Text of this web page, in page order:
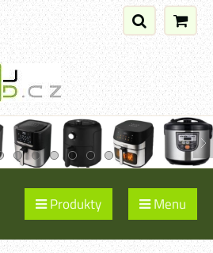
Produkty Menu